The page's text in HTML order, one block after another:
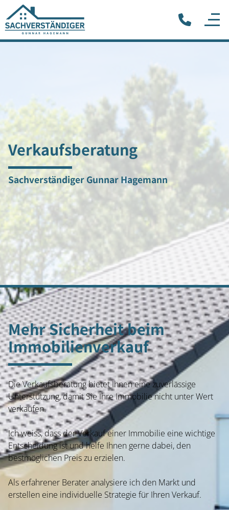
Verkaufsberatung
Sachverständiger Gunnar Hagemann
Mehr Sicherheit beim
Immobilienverkauf
Die Verkaufsberatung bietet Ihnen eine zuverlässige
Unterstützung, damit Sie Ihre Immobilie nicht unter Wert
verkaufen.
Ich weiss, dass der Verkauf einer Immobilie eine wichtige
Entscheidung ist und helfe Ihnen gerne dabei, den
bestmöglichen Preis zu erzielen.
Als erfahrener Berater analysiere ich den Markt und
erstellen eine individuelle Strategie für Ihren Verkauf.